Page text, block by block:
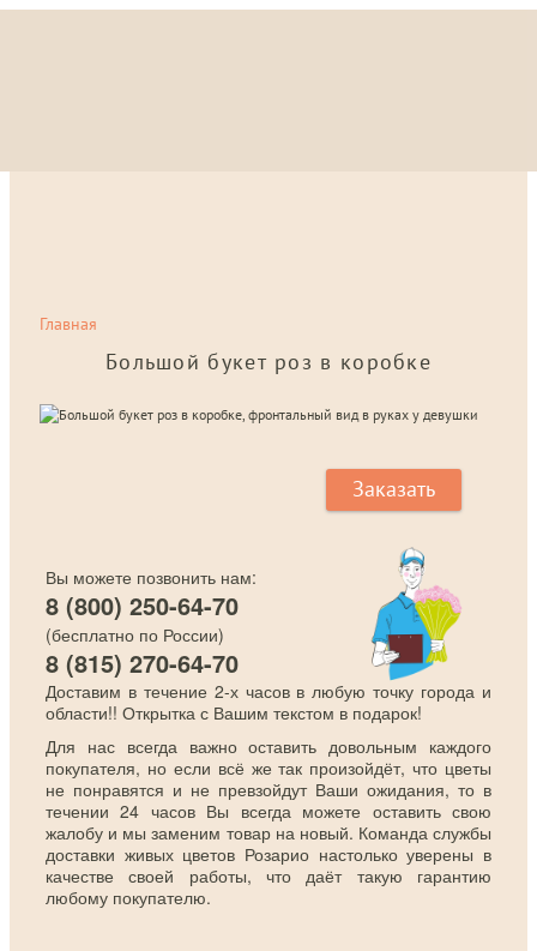
Главная
Большой букет роз в коробке
Заказать
Вы можете позвонить нам:
8 (800) 250-64-70
(бесплатно по России)
8 (815) 270-64-70
Доставим в течение 2-х часов в любую точку города и
области!! Открытка с Вашим текстом в подарок!
Для нас всегда важно оставить довольным каждого
покупателя, но если всё же так произойдёт, что цветы
не понравятся и не превзойдут Ваши ожидания, то в
течении 24 часов Вы всегда можете оставить свою
жалобу и мы заменим товар на новый. Команда службы
доставки живых цветов Розарио настолько уверены в
качестве своей работы, что даёт такую гарантию
любому покупателю.